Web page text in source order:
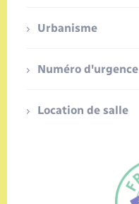
Urbanisme
Numéro d'urgence
Location de salle